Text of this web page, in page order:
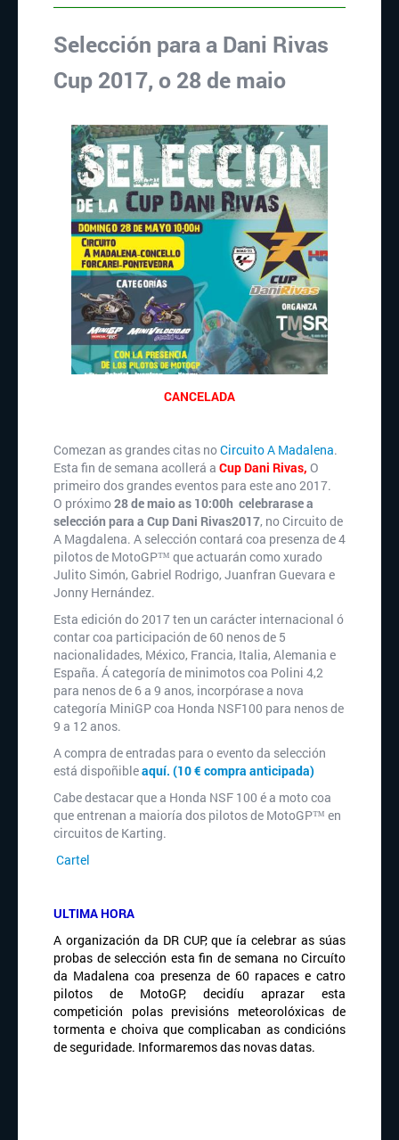
Selección para a Dani Rivas
Cup 2017, o 28 de maio
CANCELADA
Comezan as grandes citas noCircuito A Madalena.
Esta fin de semana acollerá a Cup Dani Rivas, O
primeiro dos grandes eventos para este ano 2017.
O próximo28 de maio as 10:00h celebrarase a
selección para a Cup Dani Rivas2017, no Circuito de
A Magdalena. A selección contará coa presenza de 4
pilotos de MotoGP™ que actuarán como xurado
Julito Simón, Gabriel Rodrigo, Juanfran Guevara e
Jonny Hernández.
Esta edición do 2017 ten un carácter internacional ó
contar coa participación de 60 nenos de 5
nacionalidades, México, Francia, Italia, Alemania e
España. Á categoría de minimotos coa Polini 4,2
para nenos de 6 a 9 anos, incorpórase a nova
categoría MiniGP coa Honda NSF100 para nenos de
9 a 12 anos.
A compra de entradas para o evento da selección
está dispoñibleaquí. (10 € compra anticipada)
Cabe destacar que a Honda NSF 100 é a moto coa
que entrenan a maioría dos pilotos de MotoGP™ en
circuitos de Karting.
Cartel
ULTIMA HORA
A organización da DR CUP, que ía celebrar as súas
probas de selección esta fin de semana no Circuíto
da Madalena coa presenza de 60 rapaces e catro
pilotos de MotoGP, decidíu aprazar esta
competición polas previsións meteorolóxicas de
tormenta e choiva que complicaban as condicións
de seguridade. Informaremos das novas datas.